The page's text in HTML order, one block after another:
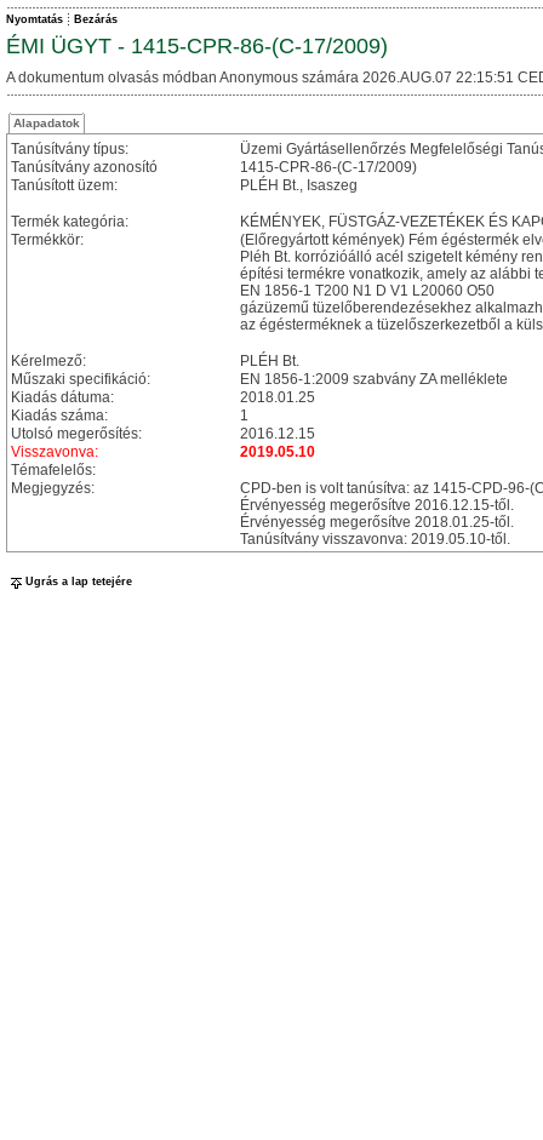
Nyomtatás Bezárás
ÉMI ÜGYT - 1415-CPR-86-(C-17/2009)
A dokumentum olvasás módban Anonymous számára 2026.AUG.07 22:15:51
Alapadatok
Tanúsítvány típus:
Üzemi Gyártásellenőrzés Megfelelőségi
Tanúsítvány azonosító
1415-CPR-86-(C-17/2009)
Tanúsított üzem:
PLÉH Bt., Isaszeg
Termék kategória:
KÉMÉNYEK, FÜSTGÁZ-VEZETÉKEK ÉS
Termékkör:
(Előregyártott kémények) Fém égéstermék
Pléh Bt. korrózióálló acél szigetelt kémény
építési termékre vonatkozik, amely az alábbi
EN 1856-1 T200 N1 D V1 L20060 O50
gázüzemű tüzelőberendezésekhez
az égésterméknek a tüzelőszerkezetből a
Kérelmező:
PLÉH Bt.
Műszaki specifikáció:
EN 1856-1:2009 szabvány ZA melléklete
Kiadás dátuma:
2018.01.25
Kiadás száma:
1
Utolsó megerősítés:
2016.12.15
Visszavonva:
2019.05.10
Témafelelős:
Megjegyzés:
CPD-ben is volt tanúsítva: az 1415-CPD-96-
Érvényesség megerősítve 2016.12.15-től.
Érvényesség megerősítve 2018.01.25-től.
Tanúsítvány visszavonva: 2019.05.10-től.
Ugrás a lap tetejére